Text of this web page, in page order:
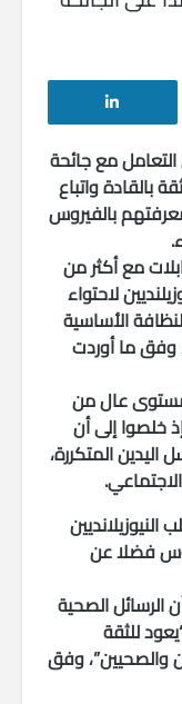
التعامل مع جائحة
بالقادة واتباع
بالفيروس
مع أكثر من
لاحتواء
الأساسية
بلغت 100٪ تقريبًا، وفق ما أوردت
مستوى عال من
خلصوا إلى أن
المتكررة،
فضلا عن
الرسائل الصحية
للثقة
والصحيين”، وفق